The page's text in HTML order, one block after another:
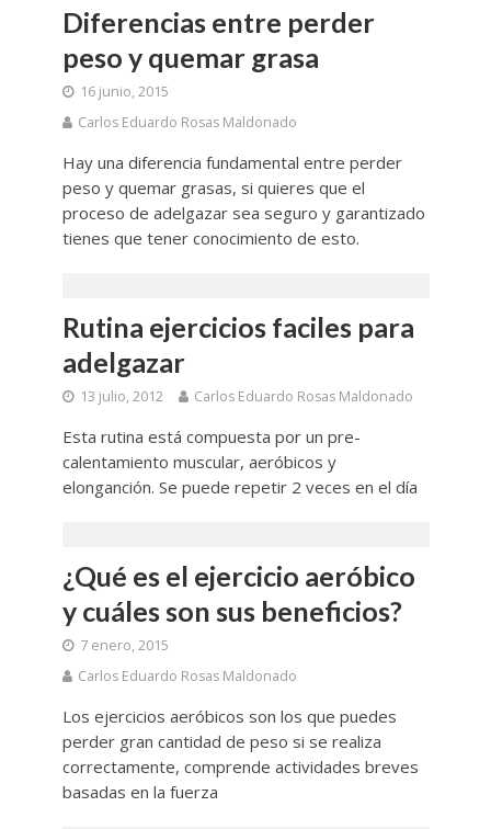
Diferencias entre perder
peso y quemar grasa
16 junio, 2015
Carlos Eduardo Rosas Maldonado
Hay una diferencia fundamental entre perder
peso y quemar grasas, si quieres que el
proceso de adelgazar sea seguro y garantizado
tienes que tener conocimiento de esto.
Rutina ejercicios faciles para
adelgazar
13 julio, 2012 Carlos Eduardo Rosas Maldonado
Esta rutina está compuesta por un pre-
calentamiento muscular, aeróbicos y
elonganción. Se puede repetir 2 veces en el día
¿Qué es el ejercicio aeróbico
y cuáles son sus beneficios?
7 enero, 2015
Carlos Eduardo Rosas Maldonado
Los ejercicios aeróbicos son los que puedes
perder gran cantidad de peso si se realiza
correctamente, comprende actividades breves
basadas en la fuerza